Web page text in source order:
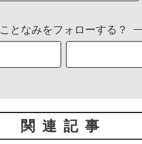
ことなみをフォローする？
関連記事